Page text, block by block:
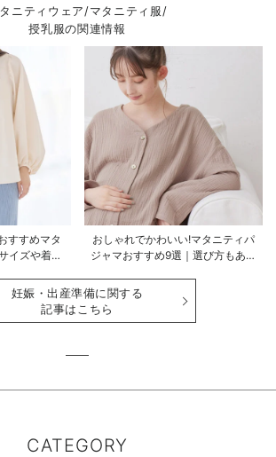
ニティウェア/マタニティ服/
授乳服の関連情報
すすめマタ
イズや着る
おしゃれでかわいい!マタニティパ
ジャマおすすめ9選｜選び方もあわ
妊娠・出産準備に関する
記事はこちら
CATEGORY